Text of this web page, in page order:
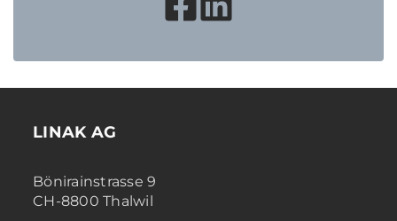
LINAK AG
Bönirainstrasse 9
CH-8800 Thalwil